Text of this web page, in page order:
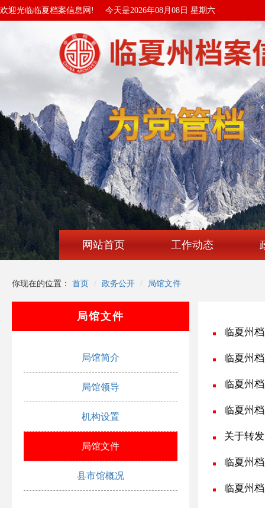
欢迎光临临夏档案信息网! 今天是2026年08月08日 星期六
网站首页 工作动态
你现在的位置： 首页 政务公开 局馆文件
局馆文件
局馆简介
局馆领导
机构设置
局馆文件
县市馆概况
临夏州
临夏州档
临夏州档
临夏州档
关于转发
临夏州档案
临夏州档案